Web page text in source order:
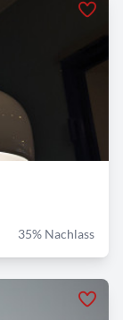
35% Nachlass